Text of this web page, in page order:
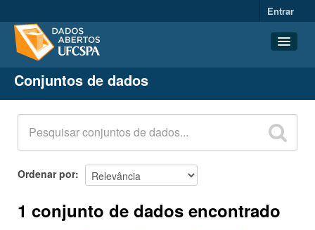
Entrar
Conjuntos de dados
Organizações
Grupos
Sobre
Conjuntos de dados
Ordenar por
1 conjunto de dados encontrado